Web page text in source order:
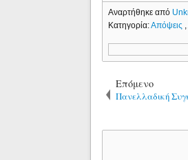
Αναρτήθηκε από
Κατηγορία:Απόψεις
Επόμενο
Πανελλαδική